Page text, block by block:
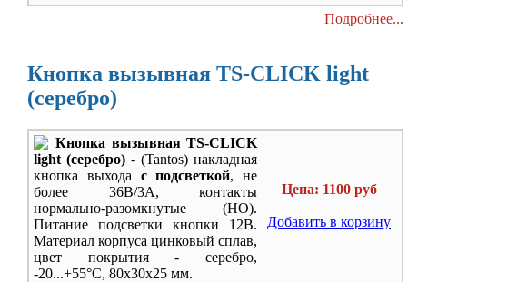
Подробнее...
Кнопка вызывная TS-CLICK light
(серебро)
Кнопка вызывная TS-CLICK
light (серебро) - (Tantos) накладная
кнопка выхода с подсветкой, не
более 36В/3А, контакты
нормально-разомкнутые (НО).
Питание подсветки кнопки 12В.
Материал корпуса цинковый сплав,
цвет покрытия - серебро,
-20...+55°C, 80х30х25 мм.
Цена: 1100 руб
Добавить в корзину